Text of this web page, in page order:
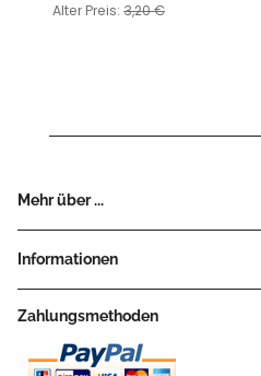
Alter Preis: 3,20 €
Mehr über ...
Informationen
Zahlungsmethoden